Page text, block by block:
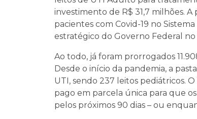
investimento de R$ 31,7 milhões.
pacientes com Covid-19 no
estratégico do Governo Federal
Ao todo, já foram prorrogados
Desde o início da pandemia, a
UTI, sendo 237 leitos pediátricos.
pago em parcela única para que
pelos próximos 90 dias – ou